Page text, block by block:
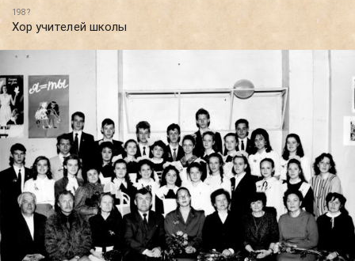
198?
Хор учителей школы